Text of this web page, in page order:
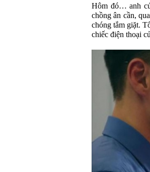
Hôm đó… anh
chồng ân cần,
chóng tắm giặt.
chiếc điện thoại